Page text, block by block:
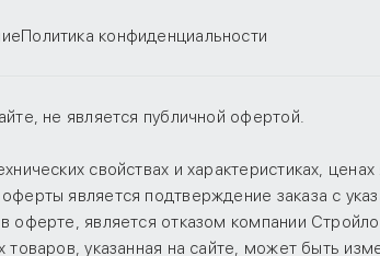
Политика конфиденциальности
не является публичной офертой.
свойствах и характеристиках,
является подтверждение заказа с
оферте, является отказом компании
товаров, указанная на сайте, может быть